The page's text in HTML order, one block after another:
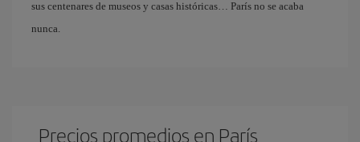
sus centenares de museos y casas históricas… París no se acaba
nunca.
Precios promedios en París